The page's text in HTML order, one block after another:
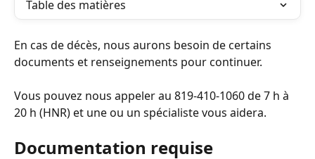
Table des matières
En cas de décès, nous aurons besoin de certains
documents et renseignements pour continuer.
Vous pouvez nous appeler au 819-410-1060 de 7 h à
20 h (HNR) et une ou un spécialiste vous aidera.
Documentation requise